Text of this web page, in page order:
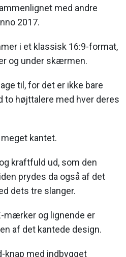
med andre
2017.
i et klassisk 16:9-format,
og under skærmen.
til, for det er ikke bare
to højttalere med hver deres
kantet.
kraftfuld ud, som den
prydes da også af det
dets tre slanger.
mærker og lignende er
af det kantede design.
knap med indbygget